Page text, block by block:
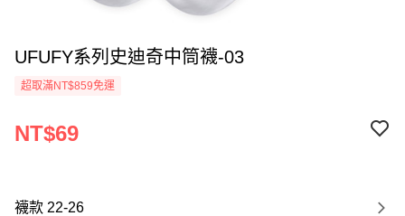
UFUFY系列史迪奇中筒襪-03
超取滿NT$859免運
NT$69
襪款 22-26